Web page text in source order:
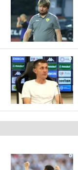
0
0